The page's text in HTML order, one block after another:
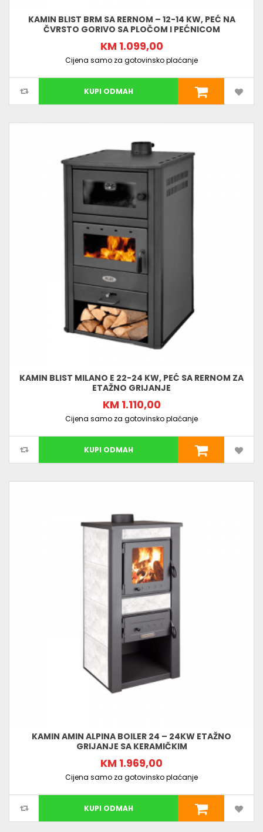
KAMIN BLIST BRM SA RERNOM – 12-14 KW, PEĆ NA
ČVRSTO GORIVO SA PLOČOM I PEĆNICOM
KM 1.099,00
Cijena samo za gotovinsko plaćanje
KUPI ODMAH
KAMIN BLIST MILANO E 22-24 KW, PEĆ SA RERNOM ZA
ETAŽNO GRIJANJE
KM 1.110,00
Cijena samo za gotovinsko plaćanje
KUPI ODMAH
KAMIN AMIN ALPINA BOILER 24 – 24KW ETAŽNO
GRIJANJE SA KERAMIČKIM
KM 1.969,00
Cijena samo za gotovinsko plaćanje
KUPI ODMAH